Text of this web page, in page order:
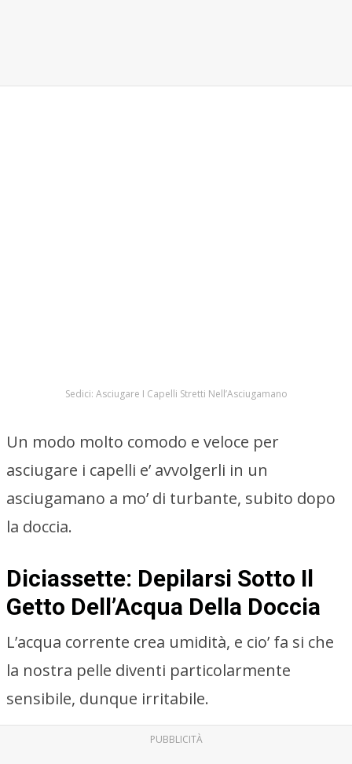
Sedici: Asciugare I Capelli Stretti Nell’Asciugamano
Un modo molto comodo e veloce per
asciugare i capelli e’ avvolgerli in un
asciugamano a mo’ di turbante, subito dopo
la doccia.
Diciassette: Depilarsi Sotto Il
Getto Dell’Acqua Della Doccia
L’acqua corrente crea umidità, e cio’ fa si che
la nostra pelle diventi particolarmente
sensibile, dunque irritabile.
PUBBLICITÀ